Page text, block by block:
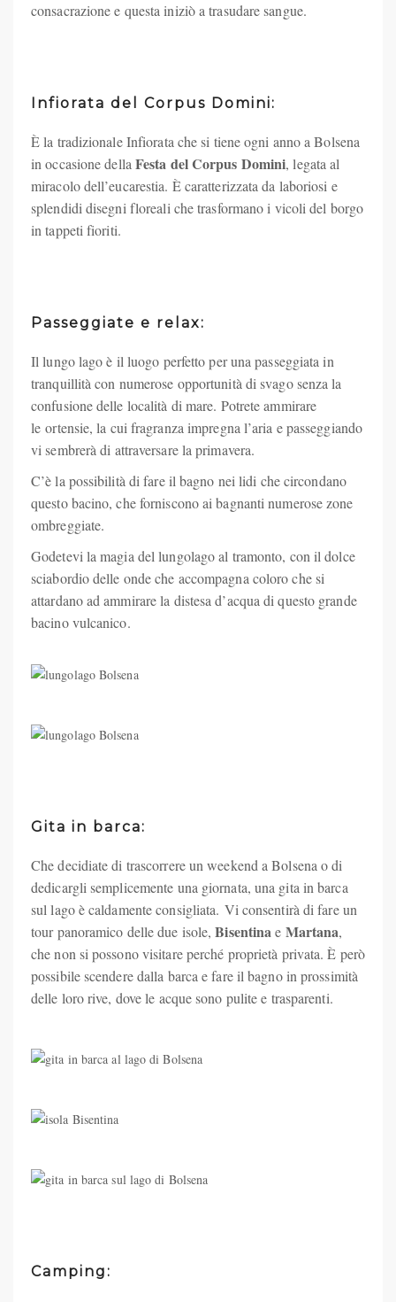
consacrazione e questa iniziò a trasudare sangue.
Infiorata del Corpus Domini:
È la tradizionale Infiorata che si tiene ogni anno a Bolsena
in occasione dellaFesta del Corpus Domini, legata al
miracolo dell’eucarestia. È caratterizzata da laboriosi e
splendidi disegni floreali che trasformano i vicoli del borgo
in tappeti fioriti.
Passeggiate e relax:
Il lungo lago è il luogo perfetto per una passeggiata in
tranquillità con numerose opportunità di svago senza la
confusione delle località di mare. Potrete ammirare
le ortensie, la cui fragranza impregna l’aria e passeggiando
vi sembrerà di attraversare la primavera.
C’è la possibilità di fare il bagno nei lidi che circondano
questo bacino, che forniscono ai bagnanti numerose zone
ombreggiate.
Godetevi la magia del lungolago al tramonto, con il dolce
sciabordio delle onde che accompagna coloro che si
attardano ad ammirare la distesa d’acqua di questo grande
bacino vulcanico.
Gita in barca:
Che decidiate di trascorrere un weekend a Bolsena o di
dedicargli semplicemente una giornata, una gita in barca
sul lago è caldamente consigliata. Vi consentirà di fare un
tour panoramico delle due isole,Bisentinae Martana,
che non si possono visitare perché proprietà privata. È però
possibile scendere dalla barca e fare il bagno in prossimità
delle loro rive, dove le acque sono pulite e trasparenti.
Camping: